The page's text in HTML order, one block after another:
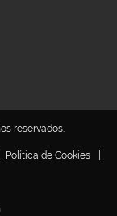
reservados.
Política de Cookies